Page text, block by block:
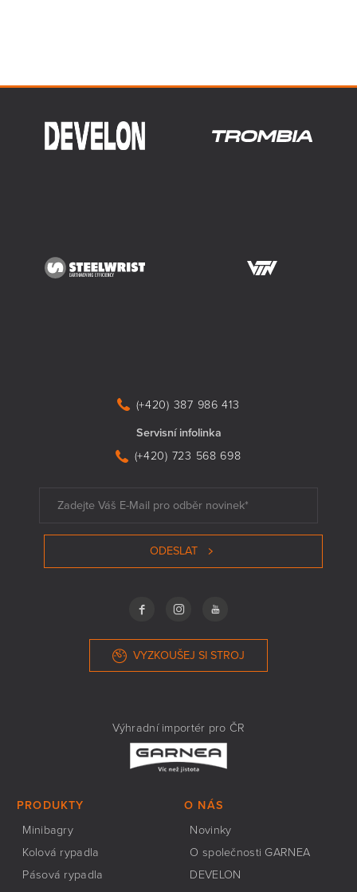
(+420) 387 986 413
Servisní infolinka
(+420) 723 568 698
ODESLAT
VYZKOUŠEJ SI STROJ
Výhradní importér pro ČR
PRODUKTY
Minibagry
Kolová rypadla
Pásová rypadla
O NÁS
Novinky
O společnosti GARNEA
DEVELON